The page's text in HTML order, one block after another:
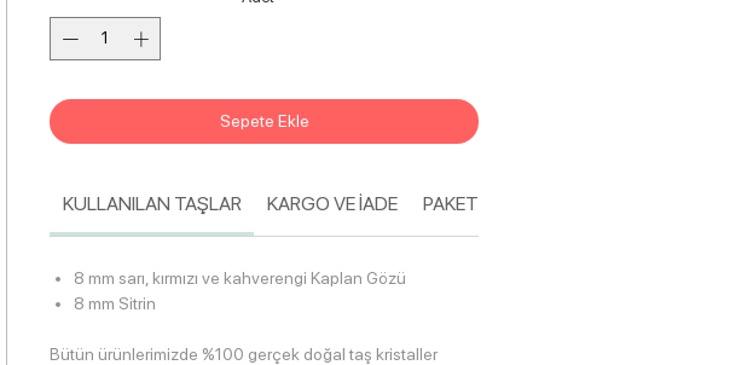
Sepete Ekle
KULLANILAN TAŞLAR KARGO VE İADE PAKETLEME
8 mm sarı, kırmızı ve kahverengi Kaplan Gözü
8 mm Sitrin
Bütün ürünlerimizde %100 gerçek doğal taş kristaller